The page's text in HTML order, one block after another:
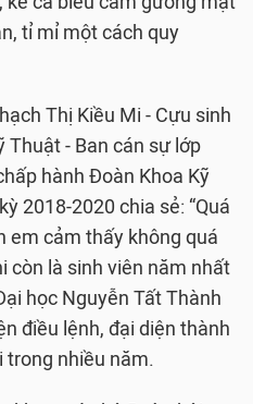
tỉ mỉ một cách quy
Thị Kiều Mi - Cựu sinh
Thuật - Ban cán sự lớp
hành Đoàn Khoa Kỹ
2018-2020 chia sẻ: “Quá
em cảm thấy không quá
còn là sinh viên năm nhất
học Nguyễn Tất Thành
điều lệnh, đại diện thành
trong nhiều năm.